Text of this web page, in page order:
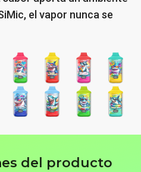
el vapor nunca se
del producto